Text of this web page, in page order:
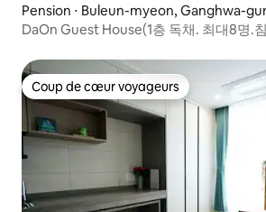
Pension ⋅ Buleun-myeon, Ganghwa-
DaOn Guest House(1층 독채. 최대8명.
Coup de cœur voyageurs
Coup de cœur voyageurs